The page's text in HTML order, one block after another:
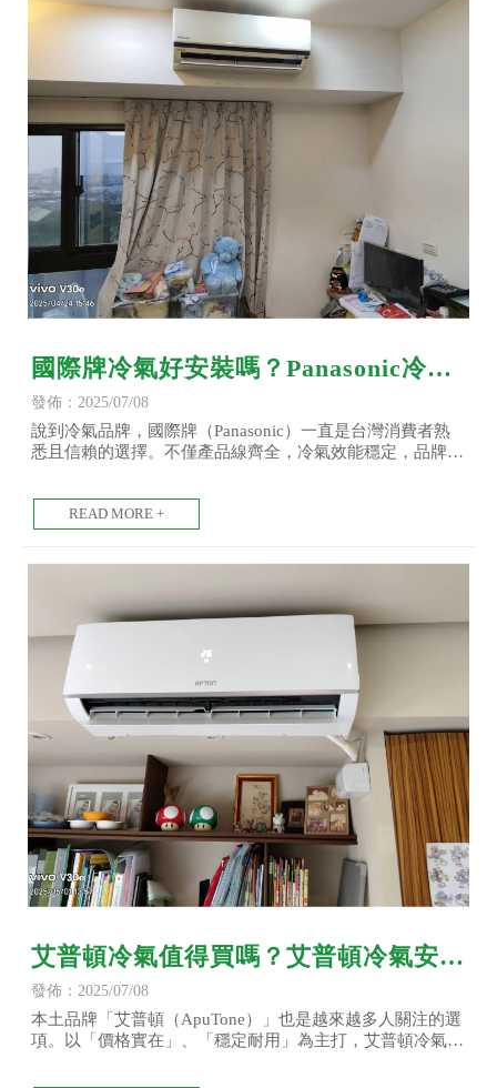
國際牌冷氣好安裝嗎？Panasonic冷氣
安裝流程與空間建議-國際牌冷氣安裝/
台北國際牌冷氣安裝/土城國際牌冷氣
安裝
發佈：2025/07/08
說到冷氣品牌，國際牌（Panasonic）一直是台灣消費者熟
悉且信賴的選擇。不僅產品線齊全，冷氣效能穩定，品牌形
除了考慮機器本身，更在意「好不好安裝
艾普頓冷氣值得買嗎？艾普頓冷氣安裝
與品牌優缺點完整解析-艾普頓冷氣/台
北艾普頓冷氣
發佈：2025/07/08
本土品牌「艾普頓（ApuTone）」也是越來越多人關注的選
項。以「價格實在」、「穩定耐用」為主打，艾普頓冷氣在